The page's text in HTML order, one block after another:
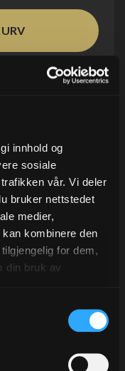
innhold og
sosiale
vår. Vi deler
bruker nettstedet
medier,
kombinere den
for dem,
din bruk av